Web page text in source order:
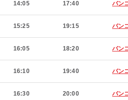
14:05 17:40 バン
15:25 19:15 バン
16:05 18:20 バン
16:10 19:40 バン
16:30 20:00 バン